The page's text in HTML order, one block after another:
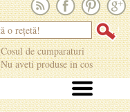
Cosul de cumparaturi
Nu aveti produse in cos